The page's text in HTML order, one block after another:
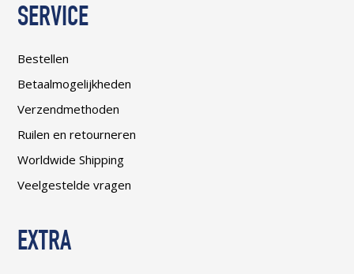
SERVICE
Bestellen
Betaalmogelijkheden
Verzendmethoden
Ruilen en retourneren
Worldwide Shipping
Veelgestelde vragen
EXTRA